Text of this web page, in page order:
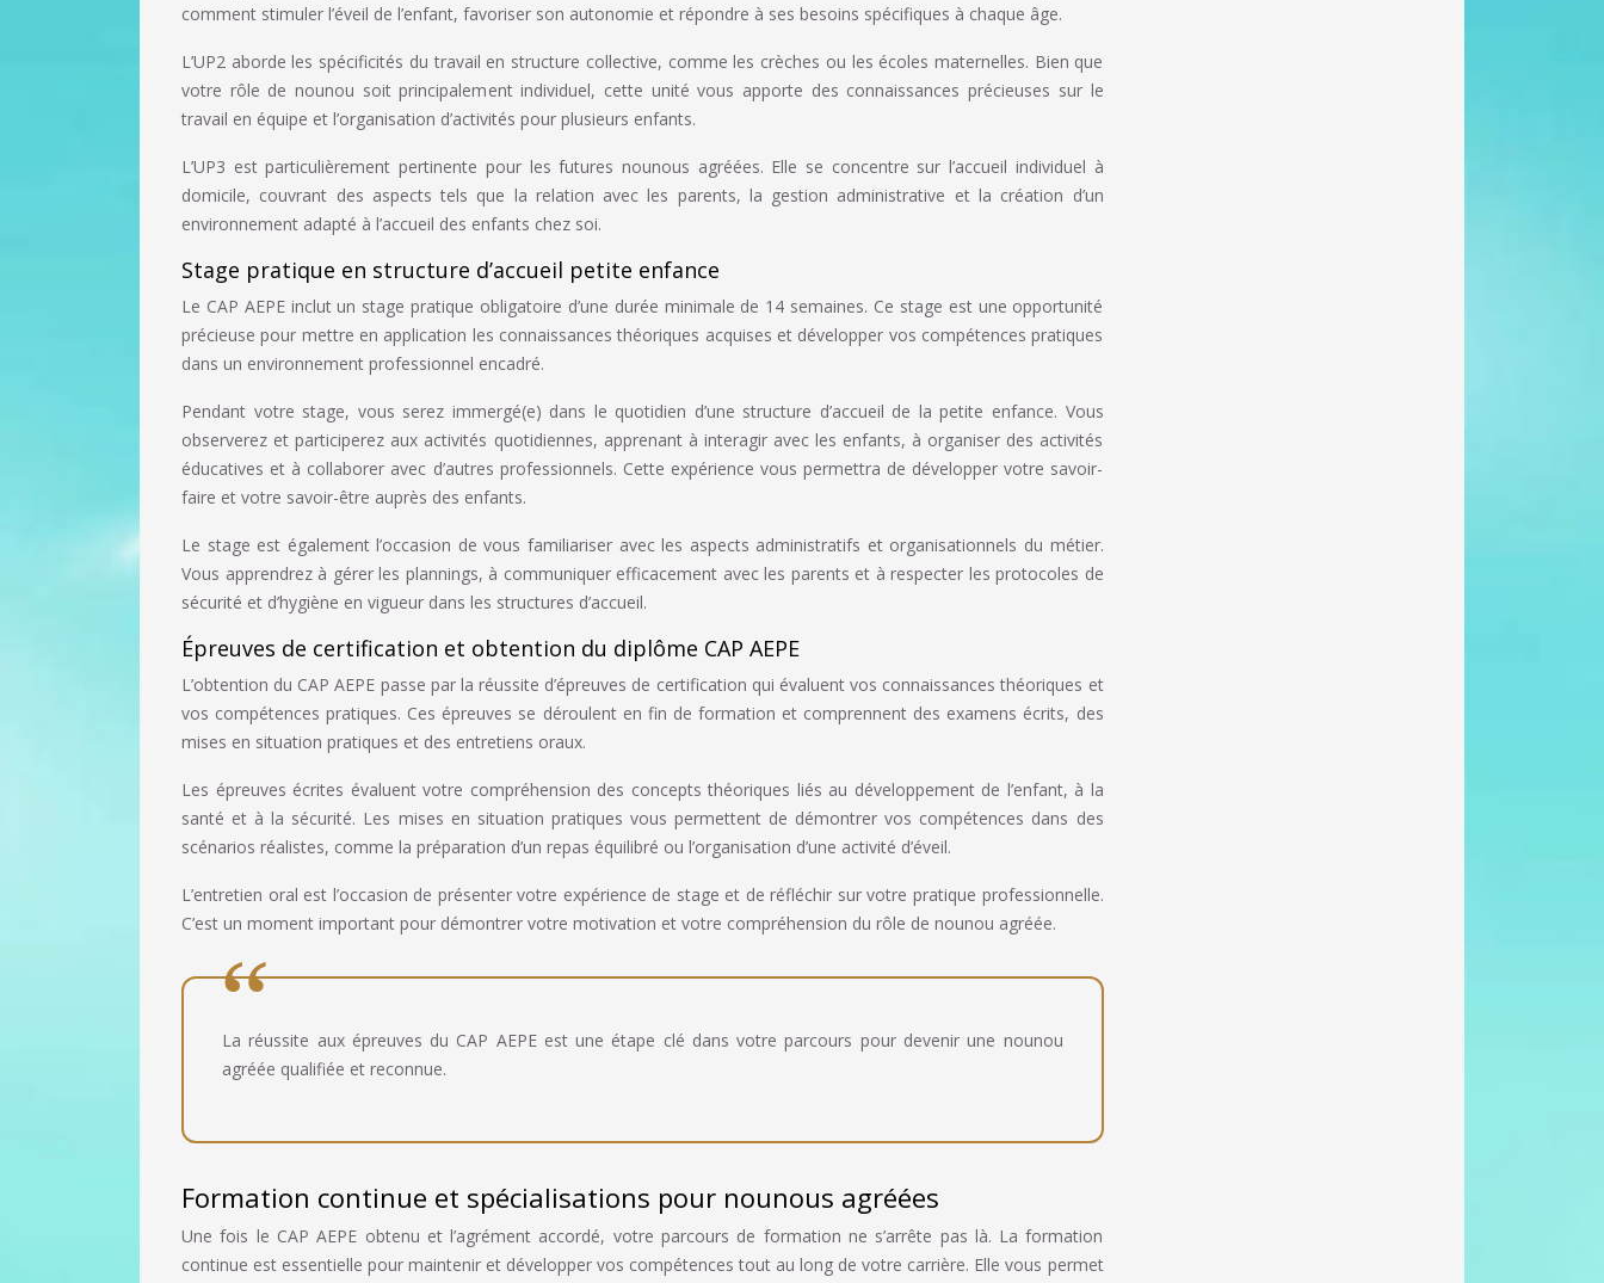
comment stimuler l’éveil de l’enfant, favoriser son autonomie et répondre à ses besoins spécifiques à chaque âge.
L’UP2 aborde les spécificités du travail en structure collective, comme les crèches ou les écoles maternelles. Bien que
votre rôle de nounou soit principalement individuel, cette unité vous apporte des connaissances précieuses sur le
travail en équipe et l’organisation d’activités pour plusieurs enfants.
L’UP3 est particulièrement pertinente pour les futures nounous agréées. Elle se concentre sur l’accueil individuel à
domicile, couvrant des aspects tels que la relation avec les parents, la gestion administrative et la création d’un
environnement adapté à l’accueil des enfants chez soi.
Stage pratique en structure d’accueil petite enfance
Le CAP AEPE inclut un stage pratique obligatoire d’une durée minimale de 14 semaines. Ce stage est une opportunité
précieuse pour mettre en application les connaissances théoriques acquises et développer vos compétences pratiques
dans un environnement professionnel encadré.
Pendant votre stage, vous serez immergé(e) dans le quotidien d’une structure d’accueil de la petite enfance. Vous
observerez et participerez aux activités quotidiennes, apprenant à interagir avec les enfants, à organiser des activités
éducatives et à collaborer avec d’autres professionnels. Cette expérience vous permettra de développer votre savoir-
faire et votre savoir-être auprès des enfants.
Le stage est également l’occasion de vous familiariser avec les aspects administratifs et organisationnels du métier.
Vous apprendrez à gérer les plannings, à communiquer efficacement avec les parents et à respecter les protocoles de
sécurité et d’hygiène en vigueur dans les structures d’accueil.
Épreuves de certification et obtention du diplôme CAP AEPE
L’obtention du CAP AEPE passe par la réussite d’épreuves de certification qui évaluent vos connaissances théoriques et
vos compétences pratiques. Ces épreuves se déroulent en fin de formation et comprennent des examens écrits, des
mises en situation pratiques et des entretiens oraux.
Les épreuves écrites évaluent votre compréhension des concepts théoriques liés au développement de l’enfant, à la
santé et à la sécurité. Les mises en situation pratiques vous permettent de démontrer vos compétences dans des
scénarios réalistes, comme la préparation d’un repas équilibré ou l’organisation d’une activité d’éveil.
L’entretien oral est l’occasion de présenter votre expérience de stage et de réfléchir sur votre pratique professionnelle.
C’est un moment important pour démontrer votre motivation et votre compréhension du rôle de nounou agréée.
La réussite aux épreuves du CAP AEPE est une étape clé dans votre parcours pour devenir une nounou
agréée qualifiée et reconnue.
Formation continue et spécialisations pour nounous agréées
Une fois le CAP AEPE obtenu et l’agrément accordé, votre parcours de formation ne s’arrête pas là. La formation
continue est essentielle pour maintenir et développer vos compétences tout au long de votre carrière. Elle vous permet